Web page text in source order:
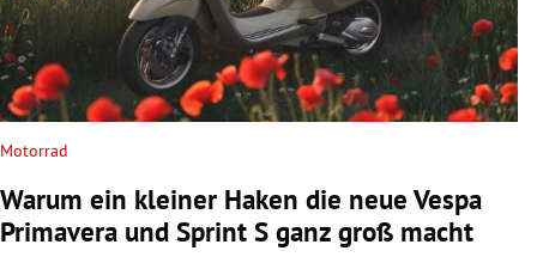
Untermenü
Untermenü
Untermenü
Untermenü
Motorrad
Warum ein kleiner Haken die neue Vespa
Primavera und Sprint S ganz groß macht